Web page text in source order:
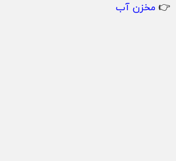
👉 مخزن آب